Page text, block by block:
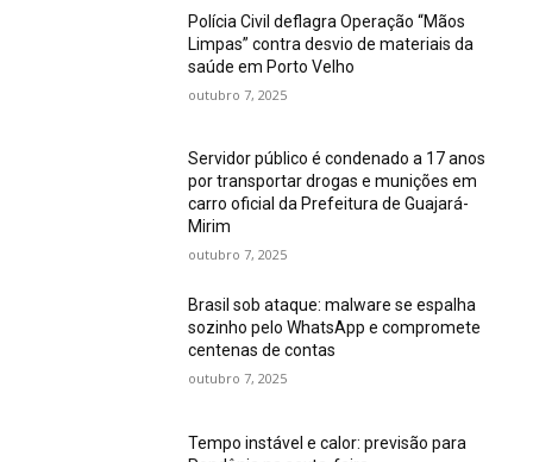
Polícia Civil deflagra Operação “Mãos
Limpas” contra desvio de materiais da
saúde em Porto Velho
outubro 7, 2025
Servidor público é condenado a 17 anos
por transportar drogas e munições em
carro oficial da Prefeitura de Guajará-
Mirim
outubro 7, 2025
Brasil sob ataque: malware se espalha
sozinho pelo WhatsApp e compromete
centenas de contas
outubro 7, 2025
Tempo instável e calor: previsão para